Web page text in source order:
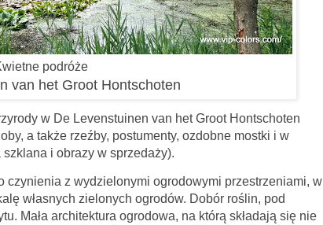
podróże
van het Groot Hontschoten
w De Levenstuinen van het Groot Hontschoten
a także rzeźby, postumenty, ozdobne mostki i w
i obrazy w sprzedaży).
wydzielonymi ogrodowymi przestrzeniami, w
własnych zielonych ogrodów. Dobór roślin, pod
Mała architektura ogrodowa, na którą składają się nie